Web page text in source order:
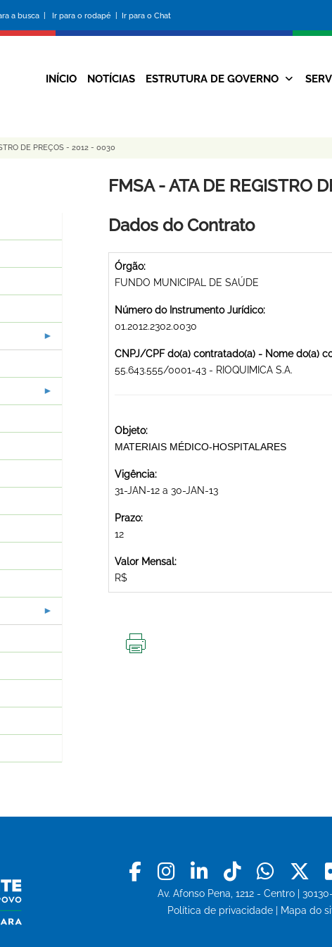
a busca | Ir para o rodapé | Ir para o Chat
da
Prefeitura
INÍCIO NOTÍCIAS ESTRUTURA DE GOVERNO
DE PREÇOS - 2012 - 0030
FMSA - ATA DE REGISTRO
Dados do Contrato
Órgão:
FUNDO MUNICIPAL DE SAÚDE
Número do Instrumento Jurídico:
01.2012.2302.0030
CNPJ/CPF do(a) contratado(a) - Nome do(a)
55.643.555/0001-43 - RIOQUIMICA S.A.
Objeto:
MATERIAIS MÉDICO-HOSPITALARES
Vigência:
31-JAN-12 a 30-JAN-13
Prazo:
12
Valor Mensal:
R$
Facebook
Instagram
LinkedinTiktok X
Av. Afonso Pena, 1212 - Centro |
Política de privacidade
Mapa do